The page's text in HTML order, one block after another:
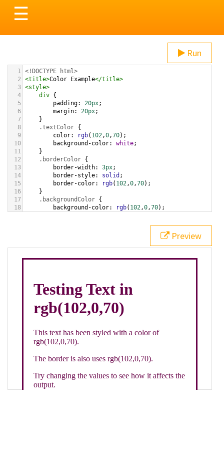
Toggle
navigation
☰
Run
1 <!DOCTYPE html>
2
<title>Color Example</title>
3 <style>
4
div {
5
padding: 20px;
6
margin: 20px;
7
}
8
.textColor {
9
color: rgb( 102,0,70);
10
background-color: white;
11
}
12
.borderColor {
13
border-width: 3px;
14
border-style: solid ;
15
border-color: rgb( 102,0,70);
16
}
17
.backgroundColor {
18
background-color: rgb( 102,0,70);
bottom ,
white, rgb(102,0,70));
div class="textColor borderColor"
< h1>Testing Text in rgb(102,0,70)
Preview